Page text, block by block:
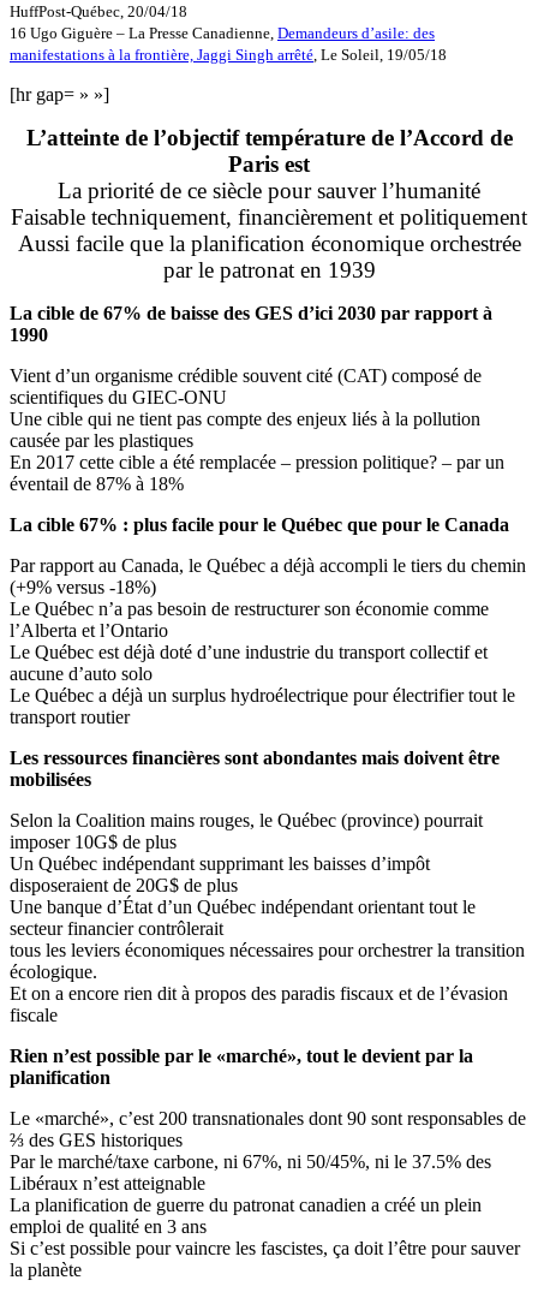
HuffPost-Québec, 20/04/18
16 Ugo Giguère – La Presse Canadienne, Demandeurs d’asile: des
manifestations à la frontière, Jaggi Singh arrêté , Le Soleil, 19/05/18
[hr gap= » »]
L’atteinte de l’objectif température de l’Accord de
Paris est
La priorité de ce siècle pour sauver l’humanité
Faisable techniquement, financièrement et politiquement
Aussi facile que la planification économique orchestrée
par le patronat en 1939
La cible de 67% de baisse des GES d’ici 2030 par rapport à
1990
Vient d’un organisme crédible souvent cité (CAT) composé de
scientifiques du GIEC-ONU
Une cible qui ne tient pas compte des enjeux liés à la pollution
causée par les plastiques
En 2017 cette cible a été remplacée – pression politique? – par un
éventail de 87% à 18%
La cible 67% : plus facile pour le Québec que pour le Canada
Par rapport au Canada, le Québec a déjà accompli le tiers du chemin
(+9% versus -18%)
Le Québec n’a pas besoin de restructurer son économie comme
l’Alberta et l’Ontario
Le Québec est déjà doté d’une industrie du transport collectif et
aucune d’auto solo
Le Québec a déjà un surplus hydroélectrique pour électrifier tout le
transport routier
Les ressources financières sont abondantes mais doivent être
mobilisées
Selon la Coalition mains rouges, le Québec (province) pourrait
imposer 10G$ de plus
Un Québec indépendant supprimant les baisses d’impôt
disposeraient de 20G$ de plus
Une banque d’État d’un Québec indépendant orientant tout le
secteur financier contrôlerait
tous les leviers économiques nécessaires pour orchestrer la transition
écologique.
Et on a encore rien dit à propos des paradis fiscaux et de l’évasion
fiscale
Rien n’est possible par le «marché», tout le devient par la
planification
Le «marché», c’est 200 transnationales dont 90 sont responsables de
⅔ des GES historiques
Par le marché/taxe carbone, ni 67%, ni 50/45%, ni le 37.5% des
Libéraux n’est atteignable
La planification de guerre du patronat canadien a créé un plein
emploi de qualité en 3 ans
Si c’est possible pour vaincre les fascistes, ça doit l’être pour sauver
la planète